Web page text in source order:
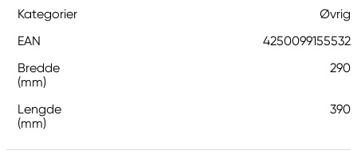
Kategorier
Øvrig
EAN
4250099155532
Bredde
(mm)
290
Lengde
(mm)
390